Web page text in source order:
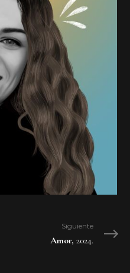
Siguiente
Amor, 2024.